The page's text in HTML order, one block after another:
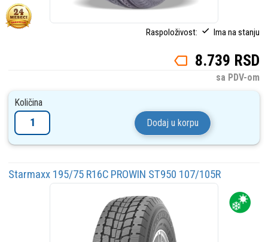
Raspoloživost: Ima na stanju
8.739 RSD
sa PDV-om
Količina
Dodaj u korpu
Starmaxx 195/75 R16C PROWIN ST950 107/105R